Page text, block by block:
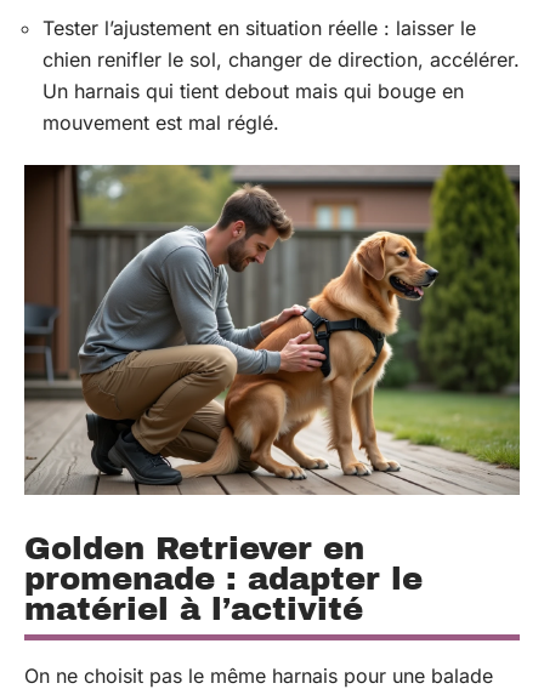
Tester l’ajustement en situation réelle : laisser le
chien renifler le sol, changer de direction, accélérer.
Un harnais qui tient debout mais qui bouge en
mouvement est mal réglé.
Golden Retriever en
promenade : adapter le
matériel à l’activité
On ne choisit pas le même harnais pour une balade